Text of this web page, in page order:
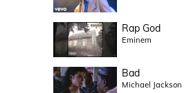
Rap God
Eminem
Bad
Michael Jackson